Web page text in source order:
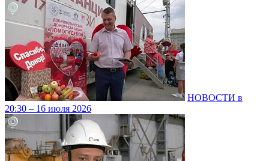
НОВОСТИ в
20:30 – 16 июля 2026